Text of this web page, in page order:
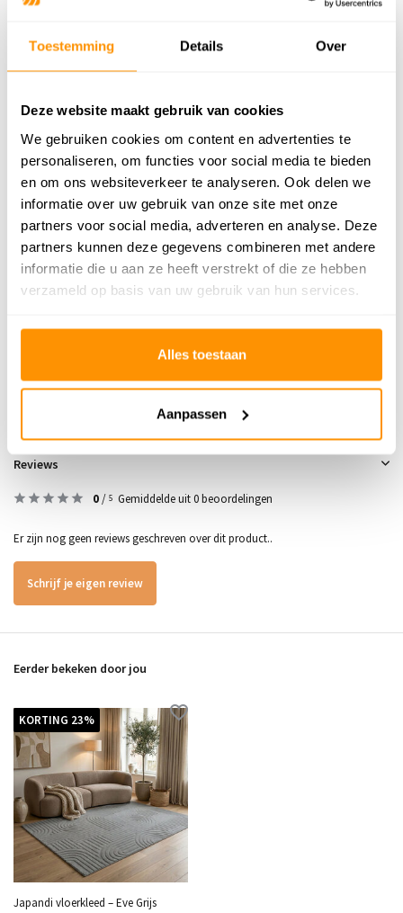
Toestemming Details Over
Deze website maakt gebruik van cookies
We gebruiken cookies om content en advertenties te
personaliseren, om functies voor social media te bieden
en om ons websiteverkeer te analyseren. Ook delen we
informatie over uw gebruik van onze site met onze
partners voor social media, adverteren en analyse. Deze
partners kunnen deze gegevens combineren met andere
informatie die u aan ze heeft verstrekt of die ze hebben
verzameld op basis van uw gebruik van hun services.
Alles toestaan
Aanpassen
Adviesprijs 179,95
Productiemethode
Vloerverwarming Geschikt
Geschikt voor: Binnen of
buiten?
Binnen
Anti allergie Ja
Gecertificeerd OEKO-TEX®
Reviews
0/ 5 Gemiddelde uit 0 beoordelingen
Er zijn nog geen reviews geschreven over dit product..
Schrijf je eigen review
Eerder bekeken door jou
KORTING 23%
Japandi vloerkleed – Eve Grijs